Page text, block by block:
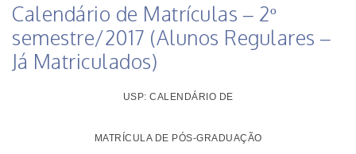
Calendário de Matrículas – 2º
semestre/2017 (Alunos Regulares –
Já Matriculados)
USP: CALENDÁRIO DE
MATRÍCULA DE PÓS-GRADUAÇÃO